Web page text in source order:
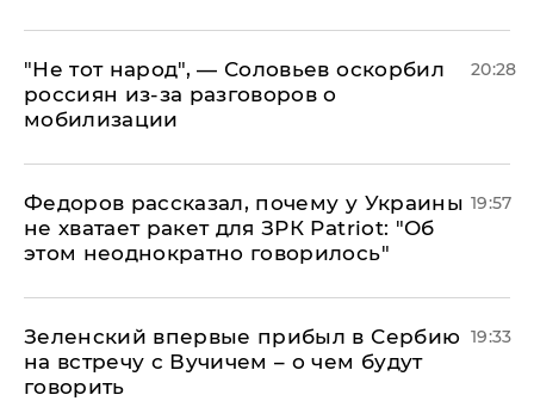
​"Не тот народ", — Соловьев оскорбил
россиян из-за разговоров о
мобилизации
20:28
Федоров рассказал, почему у Украины
не хватает ракет для ЗРК Patriot: "Об
этом неоднократно говорилось"
19:57
Зеленский впервые прибыл в Сербию
на встречу с Вучичем – о чем будут
говорить
19:33